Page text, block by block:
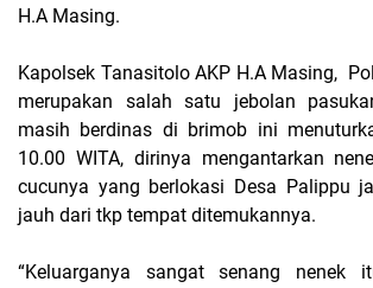
H.A Masing.
Kapolsek Tanasitolo AKP H.A Masing,
merupakan salah satu jebolan
masih berdinas di brimob ini
10.00 WITA, dirinya mengantarkan
cucunya yang berlokasi Desa Palippu
jauh dari tkp tempat ditemukannya.
“Keluarganya sangat senang nenek